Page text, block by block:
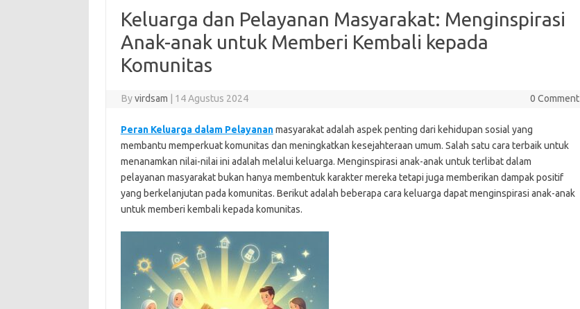
Keluarga dan Pelayanan Masyarakat: Menginspirasi
Anak-anak untuk Memberi Kembali kepada
Komunitas
Byvirdsam 14 Agustus 2024 0 Comment
Peran Keluarga dalam Pelayananmasyarakat adalah aspek penting dari kehidupan sosial yang
membantu memperkuat komunitas dan meningkatkan kesejahteraan umum. Salah satu cara terbaik untuk
menanamkan nilai-nilai ini adalah melalui keluarga. Menginspirasi anak-anak untuk terlibat dalam
pelayanan masyarakat bukan hanya membentuk karakter mereka tetapi juga memberikan dampak positif
yang berkelanjutan pada komunitas. Berikut adalah beberapa cara keluarga dapat menginspirasi anak-anak
untuk memberi kembali kepada komunitas.